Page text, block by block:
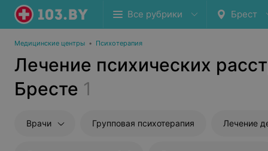
Все рубрики Брест
Медицинские центры • Психотерапия
Лечение психических
Бресте 1
Врачи Групповая психотерапия Лечение